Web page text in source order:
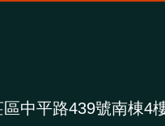
中平路439號南棟4